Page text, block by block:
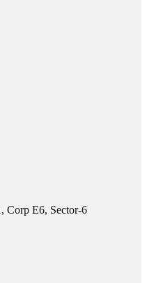
Corp E6, Sector-6